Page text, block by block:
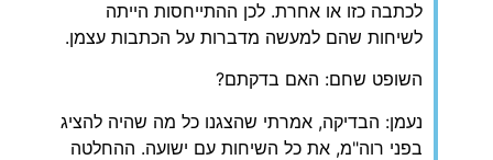
לכתבה כזו או אחרת. לכן ההתייחסות הייתה
לשיחות שהם למעשה מדברות על הכתבות עצמן.
השופט שחם: האם בדקתם?
נעמן: הבדיקה, אמרתי שהצגנו כל מה שהיה להציג
בפני רוה"מ, את כל השיחות עם ישועה. ההחלטה